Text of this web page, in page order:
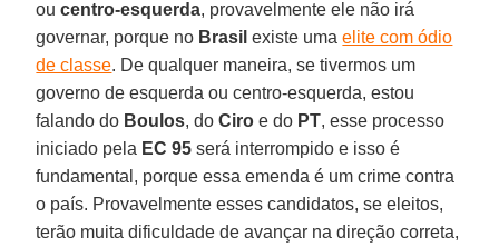
ou centro-esquerda, provavelmente ele não irá
governar, porque no Brasil existe umaelite com ódio
de classe. De qualquer maneira, se tivermos um
governo de esquerda ou centro-esquerda, estou
falando do Boulos, doCiro e do PT, esse processo
iniciado pela EC 95 será interrompido e isso é
fundamental, porque essa emenda é um crime contra
o país. Provavelmente esses candidatos, se eleitos,
terão muita dificuldade de avançar na direção correta,